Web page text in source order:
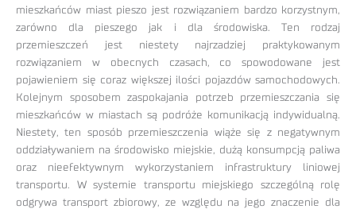
mieszkańców miast pieszo jest rozwiązaniem bardzo korzystnym,
zarówno dla pieszego jak i dla środowiska. Ten rodzaj
przemieszczeń jest niestety najrzadziej praktykowanym
rozwiązaniem w obecnych czasach, co spowodowane jest
pojawieniem się coraz większej ilości pojazdów samochodowych.
Kolejnym sposobem zaspokajania potrzeb przemieszczania się
mieszkańców w miastach są podróże komunikacją indywidualną.
Niestety, ten sposób przemieszczenia wiąże się z negatywnym
oddziaływaniem na środowisko miejskie, dużą konsumpcją paliwa
oraz nieefektywnym wykorzystaniem infrastruktury liniowej
transportu. W systemie transportu miejskiego szczególną rolę
odgrywa transport zbiorowy, ze względu na jego znaczenie dla